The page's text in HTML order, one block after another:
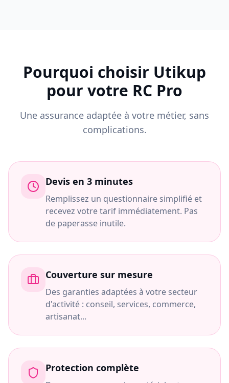
Pourquoi choisir Utikup
pour votre RC Pro
Une assurance adaptée à votre métier, sans
complications.
Devis en 3 minutes
Remplissez un questionnaire simplifié et
recevez votre tarif immédiatement. Pas
de paperasse inutile.
Couverture sur mesure
Des garanties adaptées à votre secteur
d'activité : conseil, services, commerce,
artisanat...
Protection complète